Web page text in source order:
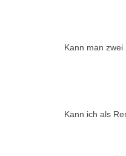
Kann man
Kann ich als